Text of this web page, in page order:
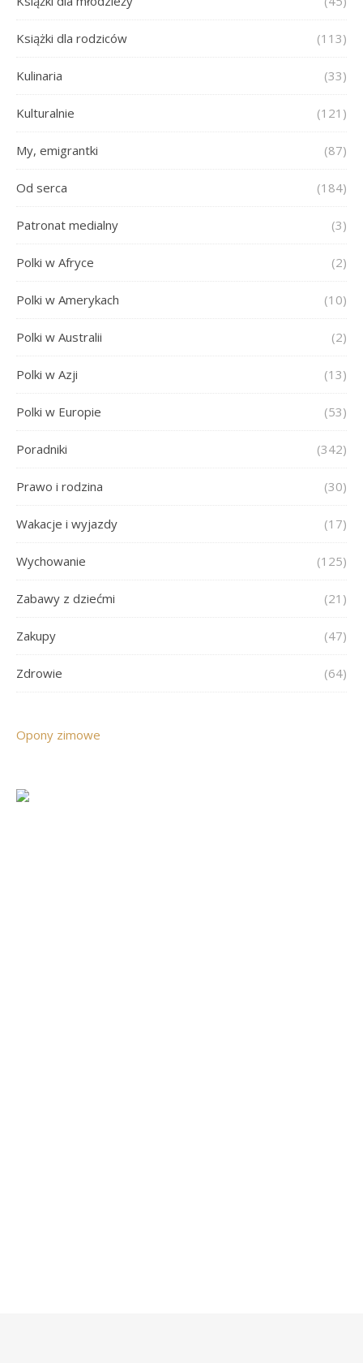
Książki dla rodziców (113)
Kulinaria (33)
Kulturalnie (121)
My, emigrantki (87)
Od serca (184)
Patronat medialny (3)
Polki w Afryce (2)
Polki w Amerykach (10)
Polki w Australii (2)
Polki w Azji (13)
Polki w Europie (53)
Poradniki (342)
Prawo i rodzina (30)
Wakacje i wyjazdy (17)
Wychowanie (125)
Zabawy z dziećmi (21)
Zakupy (47)
Zdrowie (64)
Opony zimowe